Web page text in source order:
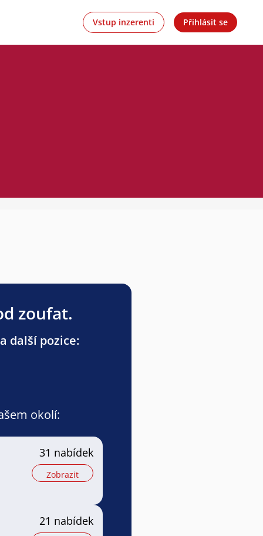
Vstup inzerenti Přihlásit se
zoufat.
další pozice:
okolí:
31 nabídek
Zobrazit
21 nabídek